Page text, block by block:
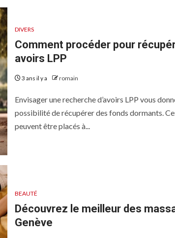
DIVERS
Comment procéder pour
avoirs LPP
3 ans il y a romain
Envisager une recherche d’avoirs LPP vous
possibilité de récupérer des fonds dormants.
peuvent être placés à...
BEAUTÉ
Découvrez le meilleur des
Genève